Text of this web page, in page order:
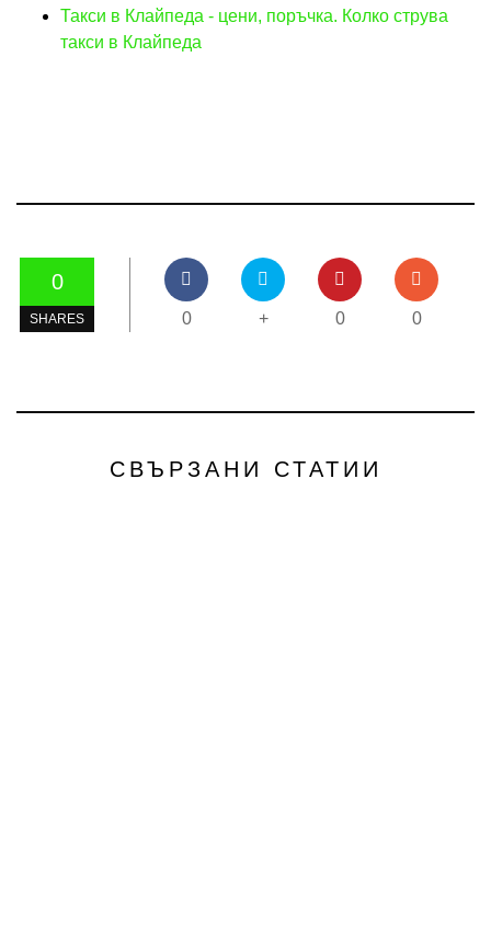
Такси в Клайпеда - цени, поръчка. Колко струва
такси в Клайпеда
0
SHARES 0 + 0 0
СВЪРЗАНИ СТАТИИ